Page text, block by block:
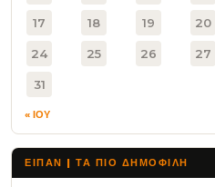
17 18 19 20
24 25 26 27
31
« ΙΟΥ
ΕΙΠΑΝ | ΤΑ ΠΙΟ ΔΗΜΟΦΙΛΉ